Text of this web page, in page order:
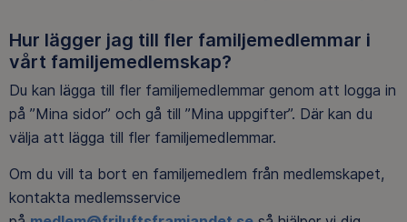
Hur lägger jag till fler familjemedlemmar i
vårt familjemedlemskap?
Du kan lägga till fler familjemedlemmar genom att logga in
på ”Mina sidor” och gå till ”Mina uppgifter”. Där kan du
välja att lägga till fler familjemedlemmar.
Om du vill ta bort en familjemedlem från medlemskapet,
kontakta medlemsservice